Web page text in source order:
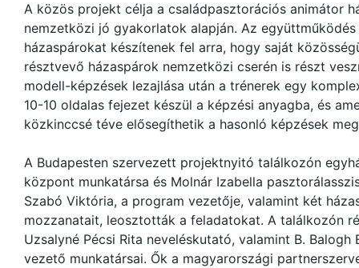
A közös projekt célja a családpasztorációs animátor
nemzetközi jó gyakorlatok alapján. Az
házaspárokat készítenek fel arra, hogy saját
résztvevő házaspárok nemzetközi cserén is részt
modell-képzések lezajlása után a trénerek egy
10-10 oldalas fejezet készül a képzési anyagba, és
közkinccsé téve elősegíthetik a hasonló képzések
A Budapesten szervezett projektnyitó találkozón
központ munkatársa és Molnár Izabella
Szabó Viktória, a program vezetője, valamint két
mozzanatait, leosztották a feladatokat. A találkozón
Uzsalyné Pécsi Rita neveléskutató, valamint B.
vezető munkatársai. Ők a magyarországi